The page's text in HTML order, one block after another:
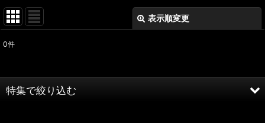
表示順変更
並び順 :
0件
特集で絞り込む